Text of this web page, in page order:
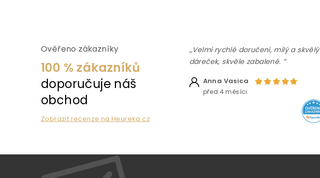
Ověřeno zákazníky
100 % zákazníků
doporučuje náš
obchod
Zobrazit recenze na Heureka.cz
,,Velmi rychlé doručení, milý a skvělý
dáreček, skvěle zabalené. ”
Anna Vasica
před 4 měsíci